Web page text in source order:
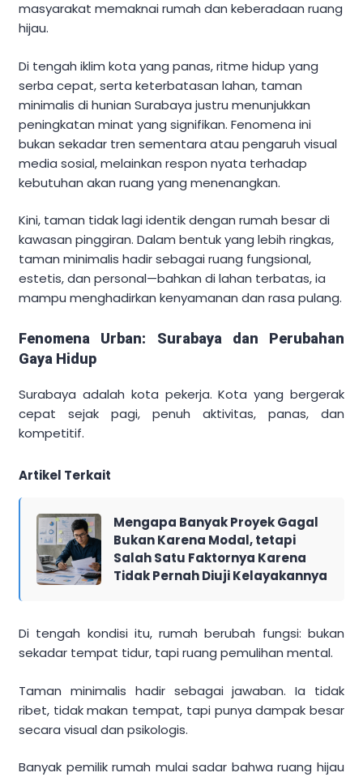
masyarakat memaknai rumah dan keberadaan ruang
hijau.
Di tengah iklim kota yang panas, ritme hidup yang
serba cepat, serta keterbatasan lahan, taman
minimalis di hunian Surabaya justru menunjukkan
peningkatan minat yang signifikan. Fenomena ini
bukan sekadar tren sementara atau pengaruh visual
media sosial, melainkan respon nyata terhadap
kebutuhan akan ruang yang menenangkan.
Kini, taman tidak lagi identik dengan rumah besar di
kawasan pinggiran. Dalam bentuk yang lebih ringkas,
taman minimalis hadir sebagai ruang fungsional,
estetis, dan personal—bahkan di lahan terbatas, ia
mampu menghadirkan kenyamanan dan rasa pulang.
Fenomena Urban: Surabaya dan Perubahan
Gaya Hidup
Surabaya adalah kota pekerja. Kota yang bergerak
cepat sejak pagi, penuh aktivitas, panas, dan
kompetitif.
Artikel Terkait
Mengapa Banyak Proyek Gagal
Bukan Karena Modal, tetapi
Salah Satu Faktornya Karena
Tidak Pernah Diuji Kelayakannya
Di tengah kondisi itu, rumah berubah fungsi: bukan
sekadar tempat tidur, tapi ruang pemulihan mental.
Taman minimalis hadir sebagai jawaban. Ia tidak
ribet, tidak makan tempat, tapi punya dampak besar
secara visual dan psikologis.
Banyak pemilik rumah mulai sadar bahwa ruang hijau